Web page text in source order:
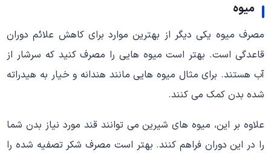
میوه
مصرف میوه یکی دیگر از بهترین موارد برای کاهش علائم دوران
قاعدگی است. بهتر است میوه هایی را مصرف کنید که سرشار از
آب هستند. برای مثال میوه هایی مانند هندانه و خیار به هیدراته
شده بدن کمک می کنند.
علاوه بر این، میوه های شیرین می توانند قند مورد نیاز بدن شما
را در این دوران فراهم کنند. بهتر است مصرف شکر تصفیه شده را